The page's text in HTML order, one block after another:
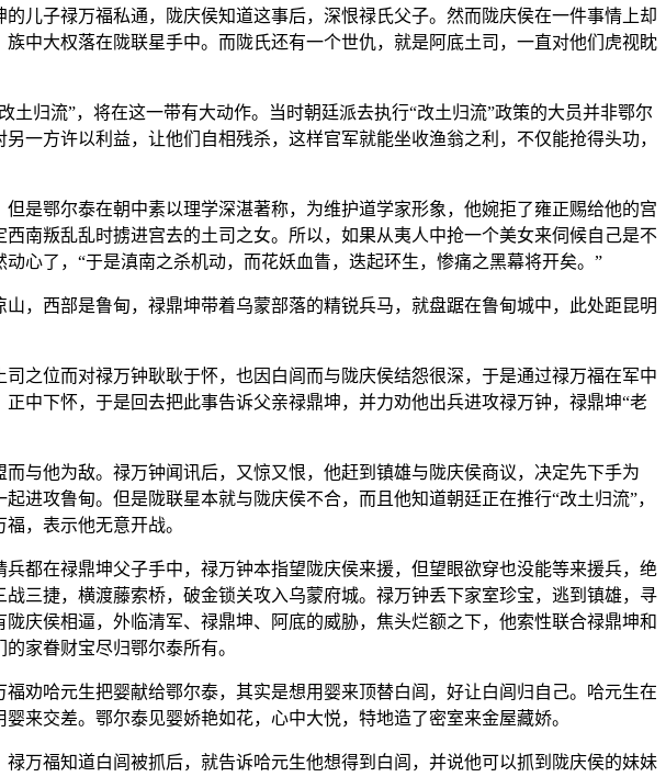
儿子禄万福私通，陇庆侯知道这事后，深恨禄氏父子。然而陇庆侯在一件事情上却
中大权落在陇联星手中。而陇氏还有一个世仇，就是阿底土司，一直对他们虎视眈
归流”，将在这一带有大动作。当时朝廷派去执行“改土归流”政策的大员并非鄂尔
一方许以利益，让他们自相残杀，这样官军就能坐收渔翁之利，不仅能抢得头功，
是鄂尔泰在朝中素以理学深湛著称，为维护道学家形象，他婉拒了雍正赐给他的宫
南叛乱乱时掳进宫去的土司之女。所以，如果从夷人中抢一个美女来伺候自己是不
心了，“于是滇南之杀机动，而花妖血眚，迭起环生，惨痛之黑幕将开矣。”
，西部是鲁甸，禄鼎坤带着乌蒙部落的精锐兵马，就盘踞在鲁甸城中，此处距昆明
之位而对禄万钟耿耿于怀，也因白闾而与陇庆侯结怨很深，于是通过禄万福在军中
中下怀，于是回去把此事告诉父亲禄鼎坤，并力劝他出兵进攻禄万钟，禄鼎坤“老
与他为敌。禄万钟闻讯后，又惊又恨，他赶到镇雄与陇庆侯商议，决定先下手为
攻鲁甸。但是陇联星本就与陇庆侯不合，而且他知道朝廷正在推行“改土归流”，
，表示他无意开战。
都在禄鼎坤父子手中，禄万钟本指望陇庆侯来援，但望眼欲穿也没能等来援兵，绝
三捷，横渡藤索桥，破金锁关攻入乌蒙府城。禄万钟丢下家室珍宝，逃到镇雄，寻
庆侯相逼，外临清军、禄鼎坤、阿底的威胁，焦头烂额之下，他索性联合禄鼎坤和
家眷财宝尽归鄂尔泰所有。
劝哈元生把婴献给鄂尔泰，其实是想用婴来顶替白闾，好让白闾归自己。哈元生在
来交差。鄂尔泰见婴娇艳如花，心中大悦，特地造了密室来金屋藏娇。
万福知道白闾被抓后，就告诉哈元生他想得到白闾，并说他可以抓到陇庆侯的妹妹